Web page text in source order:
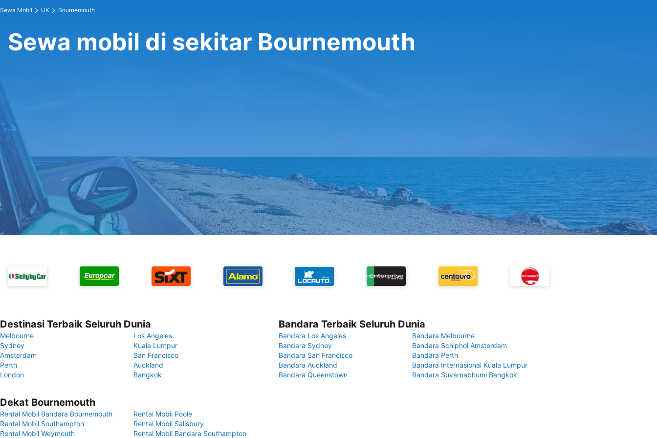
Sewa Mobil UK Bournemouth
Sewa mobil di sekitar Bournemouth
Destinasi Terbaik Seluruh Dunia
Melbourne
Los Angeles
Sydney
Kuala Lumpur
Amsterdam
San Francisco
Perth
Auckland
London
Bangkok
Bandara Terbaik Seluruh Dunia
Bandara Los Angeles
Bandara Melbourne
Bandara Sydney
Bandara Schiphol Amsterdam
Bandara San Francisco
Bandara Perth
Bandara Auckland
Bandara Internasional Kuala Lumpur
Bandara Queenstown
Bandara Suvarnabhumi Bangkok
Dekat Bournemouth
Rental Mobil Bandara Bournemouth
Rental Mobil Poole
Rental Mobil Southampton
Rental Mobil Salisbury
Rental Mobil Weymouth
Rental Mobil Bandara Southampton